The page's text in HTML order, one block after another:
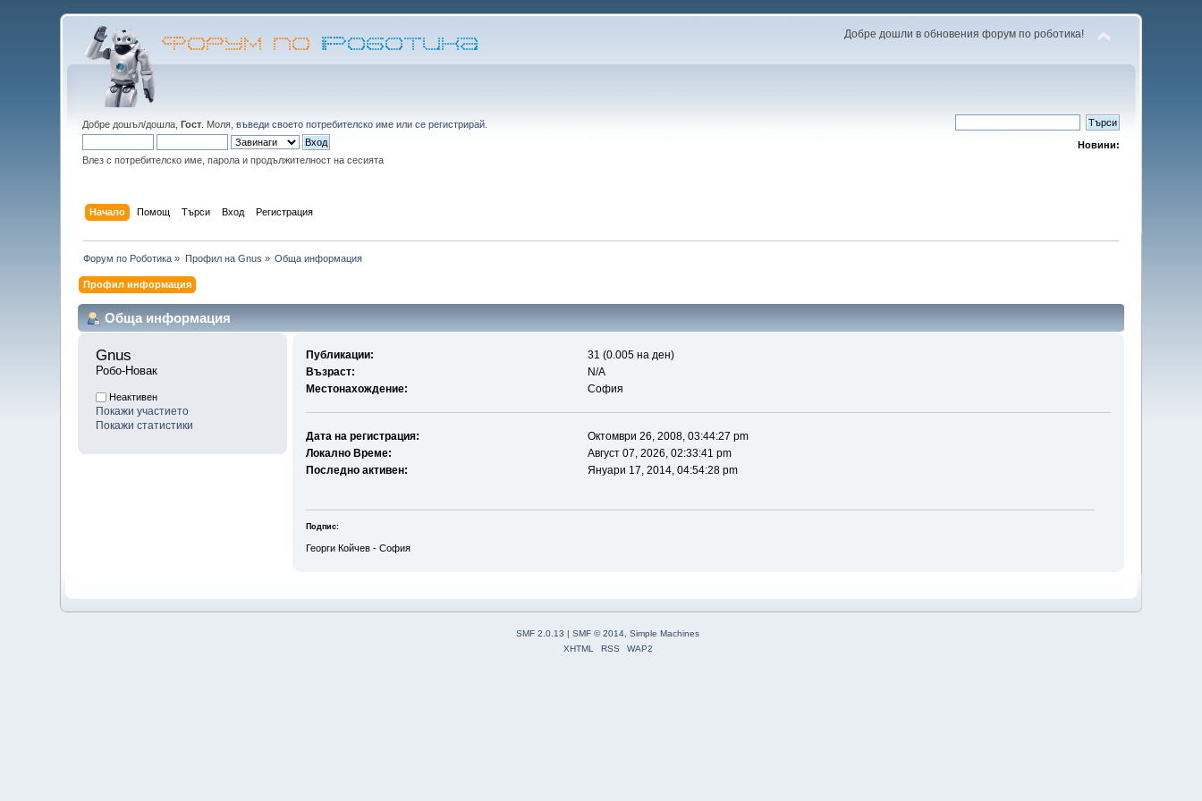
Добре дошли в обновения форум по роботика!
Добре дошъл/дошла,Гост . Моля,въведи своето потребителско име илисе регистрирай
Влез с потребителско име, парола и продължителност на сесията
Новини:
Начало Помощ Търси Вход Регистрация
Форум по Роботика » Профил на Gnus » Обща информация
Профил информация
Обща информация
Gnus
Робо-Новак
Неактивен
Покажи участието
Покажи статистики
Публикации:
31 (0.005 на ден)
Възраст:
N/A
Местонахождение:
София
Дата на регистрация:
Октомври 26, 2008, 03:44:27 pm
Локално Време:
Август 07, 2026, 02:33:41 pm
Последно активен:
Януари 17, 2014, 04:54:28 pm
Подпис:
Георги Койчев - София
SMF 2.0.13 | SMF © 2014 Simple Machines
XHTML
RSS WAP2